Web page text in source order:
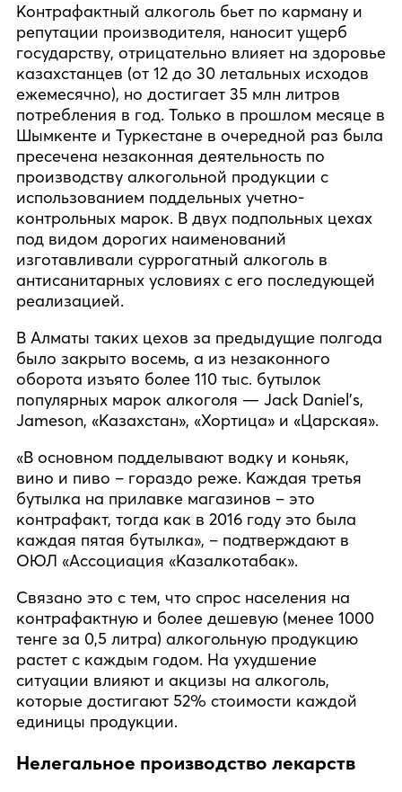
Контрафактный алкоголь бьет по карману и
репутации производителя, наносит ущерб
государству, отрицательно влияет на здоровье
казахстанцев (от 12 до 30 летальных исходов
ежемесячно), но достигает 35 млн литров
потребления в год. Только в прошлом месяце в
Шымкенте и Туркестане в очередной раз была
пресечена незаконная деятельность по
производству алкогольной продукции с
использованием поддельных учетно-
контрольных марок. В двух подпольных цехах
под видом дорогих наименований
изготавливали суррогатный алкоголь в
антисанитарных условиях с его последующей
реализацией.
В Алматы таких цехов за предыдущие полгода
было закрыто восемь, а из незаконного
оборота изъято более 110 тыс. бутылок
популярных марок алкоголя — Jack Daniel’s,
Jameson, «Казахстан», «Хортица» и «Царская».
«В основном подделывают водку и коньяк,
вино и пиво – гораздо реже. Каждая третья
бутылка на прилавке магазинов – это
контрафакт, тогда как в 2016 году это была
каждая пятая бутылка», – подтверждают в
ОЮЛ «Ассоциация «Казалкотабак».
Связано это с тем, что спрос населения на
контрафактную и более дешевую (менее 1000
тенге за 0,5 литра) алкогольную продукцию
растет с каждым годом. На ухудшение
ситуации влияют и акцизы на алкоголь,
которые достигают 52% стоимости каждой
единицы продукции.
Нелегальное производство лекарств